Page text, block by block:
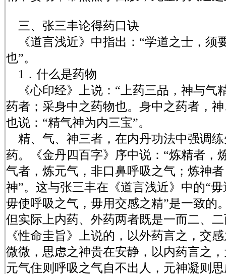
三、张三丰论得药口诀
《道言浅近》中指出：“学道之士，须
也”。
1．什么是药物
《心印经》上说：“上药三品，神与气
药者；采身中之药物也。身中之药者，
也说：“精气神为内三宝”。
精、气、神三者，在内丹功法中强调
药。《金丹四百字》序中说：“炼精者，
气者，炼元气，非口鼻呼吸之气；炼神
神”。这与张三丰在《道言浅近》中的“
毋使呼吸之气，毋用交感之精”是一致的
但实际上内药、外药两者既是一而二、
《性命圭旨》上说的，以外药言之，交
微微，思虑之神贵在安静，以内药言之
元气住则呼吸之气自不出人，元神凝则